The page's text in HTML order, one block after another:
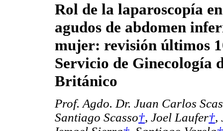
Rol de la laparoscopía
agudos de abdomen
mujer: revisión últimos
Servicio de Ginecología
Británico
Prof. Agdo. Dr. Juan Carlos
Santiago Scasso†, Joel Laufer†,